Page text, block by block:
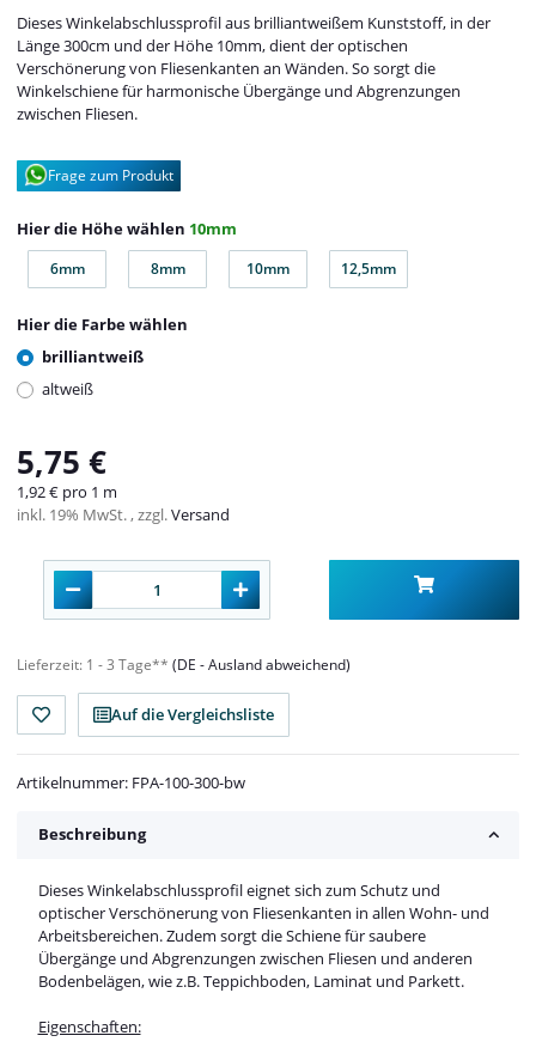
Dieses Winkelabschlussprofil aus brilliantweißem Kunststoff, in der
Länge 300cm und der Höhe 10mm, dient der optischen
Verschönerung von Fliesenkanten an Wänden. So sorgt die
Winkelschiene für harmonische Übergänge und Abgrenzungen
zwischen Fliesen.
Frage zum Produkt
Hier die Höhe wählen 10mm
6mm
6mm 8mm
8mm 10mm
10mm 12,5mm
12,5mm
Hier die Farbe wählen
brilliantweiß
altweiß
5,75 €
1,92 € pro 1 m
inkl. 19% MwSt. , zzgl.Versand
Lieferzeit: 1 - 3 Tage** (DE - Ausland abweichend)
Auf die Vergleichsliste
Artikelnummer: FPA-100-300-bw
Beschreibung
Dieses Winkelabschlussprofil eignet sich zum Schutz und
optischer Verschönerung von Fliesenkanten in allen Wohn- und
Arbeitsbereichen. Zudem sorgt die Schiene für saubere
Übergänge und Abgrenzungen zwischen Fliesen und anderen
Bodenbelägen, wie z.B. Teppichboden, Laminat und Parkett.
Eigenschaften: